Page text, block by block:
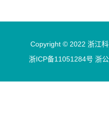
Copyright © 2022 浙江
浙ICP备11051284号 浙